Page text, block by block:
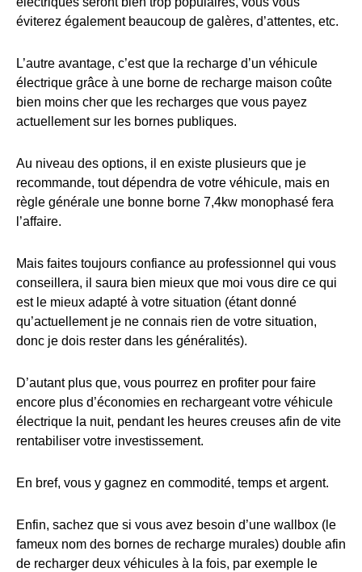
éviterez également beaucoup de galères, d’attentes, etc.
L’autre avantage, c’est que la recharge d’un véhicule
électrique grâce à une borne de recharge maison coûte
bien moins cher que les recharges que vous payez
actuellement sur les bornes publiques.
Au niveau des options, il en existe plusieurs que je
recommande, tout dépendra de votre véhicule, mais en
règle générale une bonne borne 7,4kw monophasé fera
l’affaire.
Mais faites toujours confiance au professionnel qui vous
conseillera, il saura bien mieux que moi vous dire ce qui
est le mieux adapté à votre situation (étant donné
qu’actuellement je ne connais rien de votre situation,
donc je dois rester dans les généralités).
D’autant plus que, vous pourrez en profiter pour faire
encore plus d’économies en rechargeant votre véhicule
électrique la nuit, pendant les heures creuses afin de vite
rentabiliser votre investissement.
En bref, vous y gagnez en commodité, temps et argent.
Enfin, sachez que si vous avez besoin d’une wallbox (le
fameux nom des bornes de recharge murales) double afin
de recharger deux véhicules à la fois, par exemple le